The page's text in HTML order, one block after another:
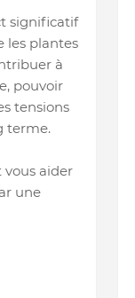
significatif
les plantes
à
pouvoir
tensions
terme.
aider
une